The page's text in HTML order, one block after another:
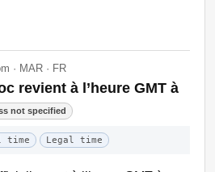
· MAR · FR
revient à l’heure GMT à
not specified
time Legal time